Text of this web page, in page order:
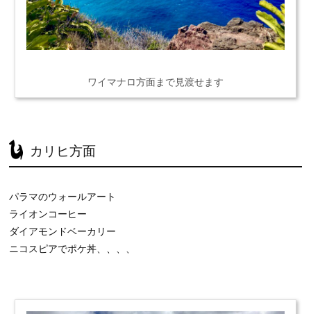
ワイマナロ方面まで見渡せます
カリヒ方面
パラマのウォールアート
ライオンコーヒー
ダイアモンドベーカリー
ニコスピアでポケ丼、、、、